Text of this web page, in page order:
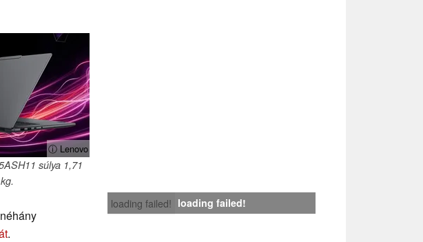
ⓘ Lenovo
súlya 1,71
kg.
loading failed! loading failed!
.